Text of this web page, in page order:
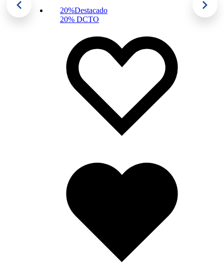
20%Destacado
20% DCTO